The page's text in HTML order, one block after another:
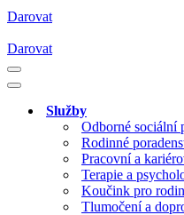
Darovat
Darovat
Navigační
menu
Navigační
Služby
Odborné sociální
Rodinné
Pracovní a
Terapie a
Koučink pro
Tlumočení a